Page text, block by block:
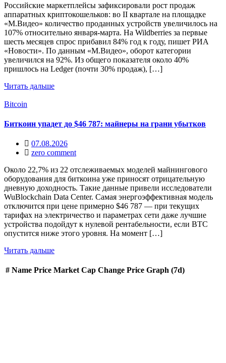
Российские маркетплейсы зафиксировали рост продаж
аппаратных криптокошельков: во II квартале на площадке
«М.Видео» количество проданных устройств увеличилось на
107% относительно января-марта. На Wildberries за первые
шесть месяцев спрос прибавил 84% год к году, пишет РИА
«Новости». По данным «М.Видео», оборот категории
увеличился на 92%. Из общего показателя около 40%
пришлось на Ledger (почти 30% продаж), […]
Читать дальше
Bitcoin
Биткоин упадет до $46 787: майнеры на грани убытков
07.08.2026
zero comment
Около 22,7% из 22 отслеживаемых моделей майнингового
оборудования для биткоина уже приносят отрицательную
дневную доходность. Такие данные привели исследователи
WuBlockchain Data Center. Самая энергоэффективная модель
отключится при цене примерно $46 787 — при текущих
тарифах на электричество и параметрах сети даже лучшие
устройства подойдут к нулевой рентабельности, если BTC
опустится ниже этого уровня. На момент […]
Читать дальше
# Name Price Market Cap Change Price Graph (7d)